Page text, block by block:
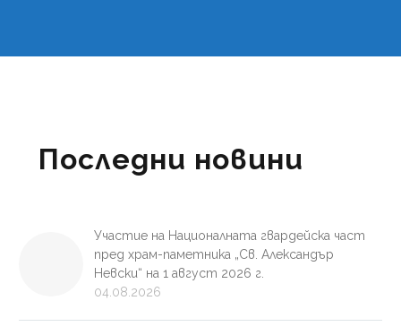
Последни новини
Участие на Националната гвардейска част
пред храм-паметника „Св. Александър
Невски“ на 1 август 2026 г.
04.08.2026